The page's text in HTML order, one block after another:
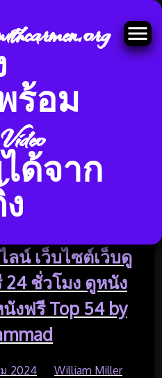
ร้อม
ด้จาก
:เว็บหนัง
น์ เว็บไซต์เว็บดู
ชั่วโมง ดูหนัง
งฟรี Top 54 by
2024 William Miller